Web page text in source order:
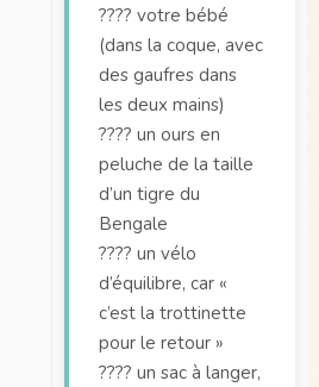
???? votre bébé
(dans la coque, avec
des gaufres dans
les deux mains)
???? un ours en
peluche de la taille
d’un tigre du
Bengale
???? un vélo
d’équilibre, car «
c’est la trottinette
pour le retour »
???? un sac à langer,